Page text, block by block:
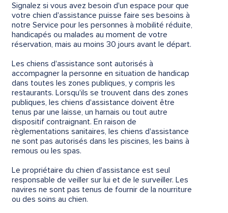
Signalez si vous avez besoin d'un espace pour que
votre chien d'assistance puisse faire ses besoins à
notre Service pour les personnes à mobilité réduite,
handicapés ou malades au moment de votre
réservation, mais au moins 30 jours avant le départ.
Les chiens d'assistance sont autorisés à
accompagner la personne en situation de handicap
dans toutes les zones publiques, y compris les
restaurants. Lorsqu'ils se trouvent dans des zones
publiques, les chiens d'assistance doivent être
tenus par une laisse, un harnais ou tout autre
dispositif contraignant. En raison de
règlementations sanitaires, les chiens d'assistance
ne sont pas autorisés dans les piscines, les bains à
remous ou les spas.
Le propriétaire du chien d'assistance est seul
responsable de veiller sur lui et de le surveiller. Les
navires ne sont pas tenus de fournir de la nourriture
ou des soins au chien.